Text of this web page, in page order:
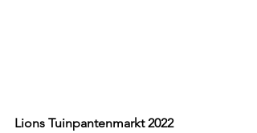
Lions Tuinpantenmarkt 2022